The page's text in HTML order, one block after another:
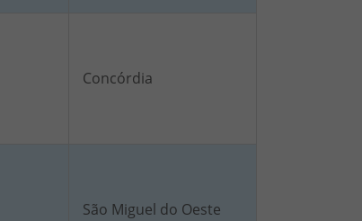
Concórdia
São Miguel do Oeste